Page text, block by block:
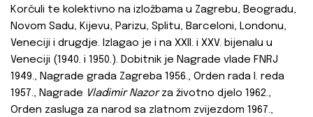
Korčuli te kolektivno na izložbama u Zagrebu, Beogradu,
Novom Sadu, Kijevu, Parizu, Splitu, Barceloni, Londonu,
Veneciji i drugdje. Izlagao je i na XXII. i XXV. bijenalu u
Veneciji (1940. i 1950.). Dobitnik je Nagrade vlade FNRJ
1949., Nagrade grada Zagreba 1956., Orden rada I. reda
1957., Nagrade Vladimir Nazorza životno djelo 1962.,
Orden zasluga za narod sa zlatnom zvijezdom 1967.,